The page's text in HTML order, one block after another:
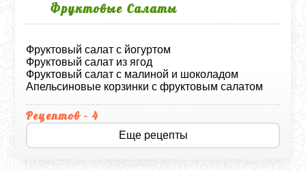
Фруктовые Салаты
Фруктовый салат с йогуртом
Фруктовый салат из ягод
Фруктовый салат с малиной и шоколадом
Апельсиновые корзинки с фруктовым салатом
Рецептов - 4
Еще рецепты